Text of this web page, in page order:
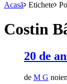
Acasă Etichete
Costin
20 de
de M G